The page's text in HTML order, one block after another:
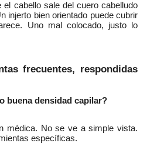
el cabello sale del cuero cabelludo
injerto bien orientado puede cubrir
Uno mal colocado, justo lo
frecuentes, respondidas
buena densidad capilar?
médica. No se ve a simple vista.
específicas.